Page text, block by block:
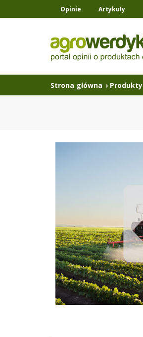
Opinie Artykuły
Strona główna › Produkty